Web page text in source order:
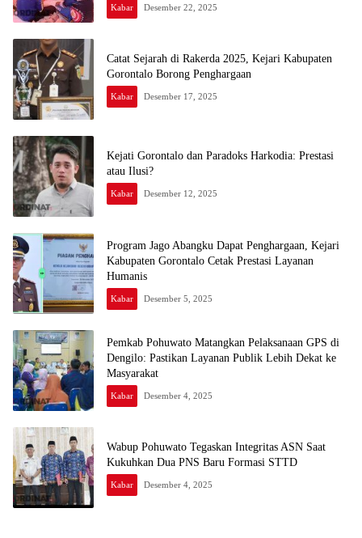
Kabar Desember 22, 2025
Catat Sejarah di Rakerda 2025, Kejari Kabupaten
Gorontalo Borong Penghargaan
Kabar Desember 17, 2025
Kejati Gorontalo dan Paradoks Harkodia: Prestasi
atau Ilusi?
Kabar Desember 12, 2025
Program Jago Abangku Dapat Penghargaan, Kejari
Kabupaten Gorontalo Cetak Prestasi Layanan
Humanis
Kabar Desember 5, 2025
Pemkab Pohuwato Matangkan Pelaksanaan GPS di
Dengilo: Pastikan Layanan Publik Lebih Dekat ke
Masyarakat
Kabar Desember 4, 2025
Wabup Pohuwato Tegaskan Integritas ASN Saat
Kukuhkan Dua PNS Baru Formasi STTD
Kabar Desember 4, 2025